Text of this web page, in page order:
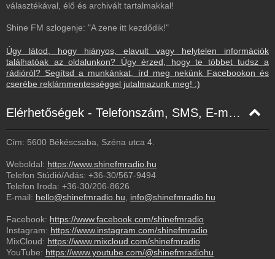
választékával, élő és archivált tartalmakkal!
Shine FM szlogenje: "A zene itt kezdődik!"
Úgy látod, hogy hiányos, elavult vagy helytelen információk
találhatóak az oldalunkon? Úgy érzed, hogy te többet tudsz a
rádióról? Segítsd a munkánkat, írd meg nekünk Facebookon és
cserébe reklámmentességgel jutalmazunk meg! :)
Elérhetőségek - Telefonszám, SMS, E-mail, Facebook
Cím: 5600 Békéscsaba, Széna utca 4.
Weboldal: https://www.shinefmradio.hu
Telefon Stúdió/Adás: +36-30/567-9494
Telefon Iroda: +36-30/206-8626
E-mail: hello@shinefmradio.hu info@shinefmradio.hu
Facebook: https://www.facebook.com/shinefmradio
Instagram: https://www.instagram.com/shinefmradio
MixCloud: https://www.mixcloud.com/shinefmradio
YouTube: https://www.youtube.com/@shinefmradiohu